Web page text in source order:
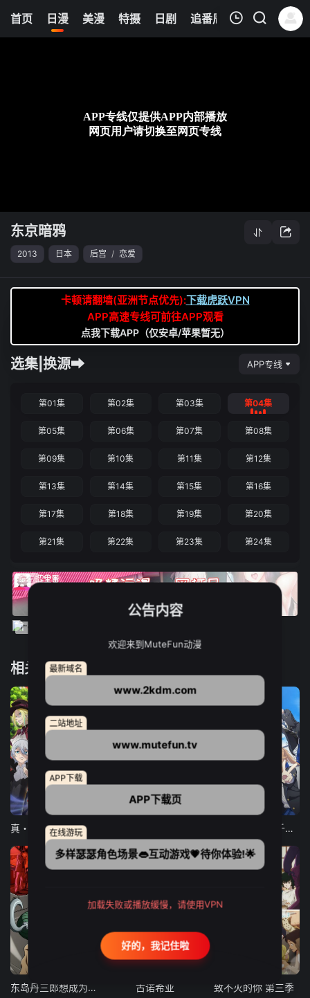
首页 日漫 美漫 特摄 日剧 追番周表 今日更新
5
清空
东京暗鸦
2013 日本 后宫 / 恋爱
卡顿请翻墙(亚洲节点优先):下载虎跃VPN
APP高速专线可前往APP观看
点我下载APP（仅安卓/苹果暂无）
选集|换源➡ APP专线
第01集 第02集 第03集 第04集
第05集 第06集 第07集 第08集
第09集 第10集 第11集 第12集
第13集 第14集 第15集 第16集
第17集 第18集 第19集 第20集
第21集 第22集 第23集 第24集
相关推荐
12集全
弹珠汽水瓶里的千岁同学
东岛丹三郎想成为假面骑士
更新至21集
古诺希亚 致不灭的你 第三季
公告内容
欢迎来到MuteFun动漫
最新域名
www.2kdm.com
二站地址
www.mutefun.tv
APP下载
APP下载页
在线游玩
多样瑟瑟角色场景👄互动游戏💗待你体验!🌟
加载失败或播放缓慢，请使用VPN
好的，我记住啦